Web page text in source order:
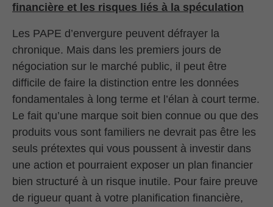
financière et les risques liés à la spéculation
Les PAPE d’envergure peuvent défrayer la
chronique. Mais dans les premiers jours de
négociation sur le marché public, il peut être
difficile de faire la distinction entre les données
fondamentales à long terme et l’élan à court terme.
Le fait qu’une marque soit bien connue ou que des
produits vous sont familiers ne devrait pas être les
seuls prétextes qui vous poussent à investir dans
une action et pourraient exposer un plan financier
bien structuré à un risque inutile. Pour faire preuve
de rigueur quant à votre planification financière,